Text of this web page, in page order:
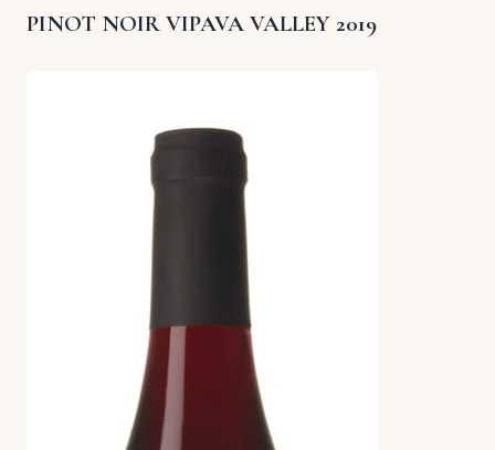
PINOT NOIR VIPAVA VALLEY 2019